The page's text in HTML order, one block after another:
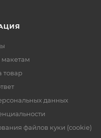
товар
данных
файлов куки (cookie)